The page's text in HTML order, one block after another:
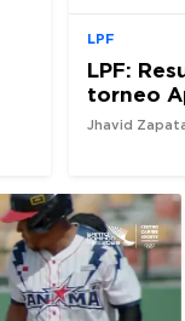
LPF
LPF:
torneo
Jhavid